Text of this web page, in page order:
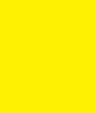
の管理
責任において、本
スワードを管理す
る場合にも、ユー
者に譲渡または貸
⼈は、ユーザーID
ユーザーIDを登録